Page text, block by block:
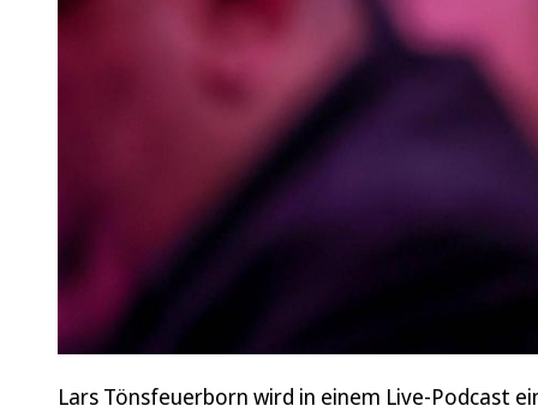
Lars Tönsfeuerborn wird in einem Live-Podcast